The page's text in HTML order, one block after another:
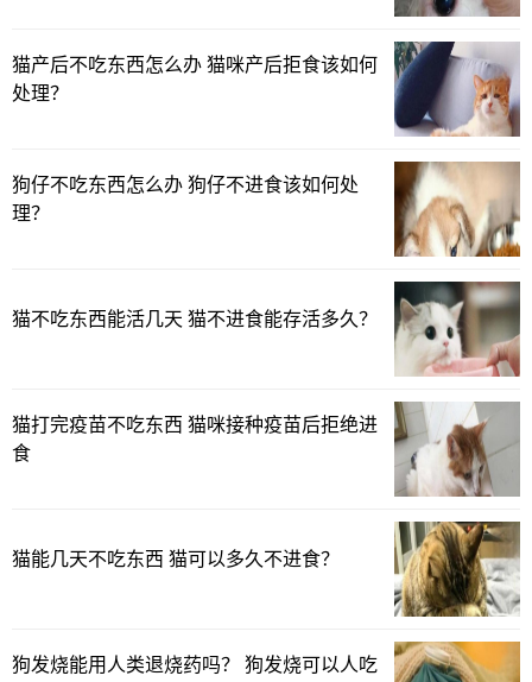
猫产后不吃东西怎么办 猫咪产后拒食该如何
处理？
狗仔不吃东西怎么办 狗仔不进食该如何处
理？
猫不吃东西能活几天 猫不进食能存活多久？
猫打完疫苗不吃东西 猫咪接种疫苗后拒绝进
食
猫能几天不吃东西 猫可以多久不进食？
狗发烧能用人类退烧药吗？ 狗发烧可以人吃